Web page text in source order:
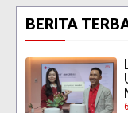
BERITA